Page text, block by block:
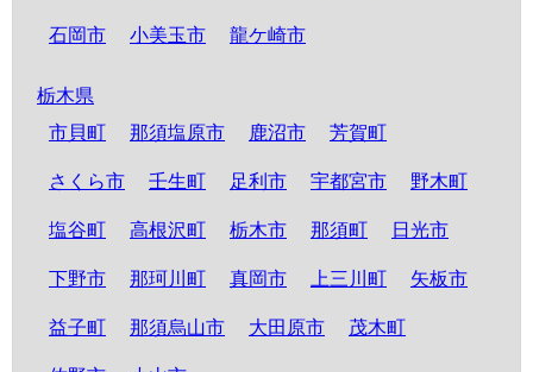
石岡市 小美玉市 龍ケ崎市
栃木県
市貝町
那須塩原市 鹿沼市 芳賀町
さくら市 壬生町 足利市 宇都宮市 野木町
塩谷町 高根沢町 栃木市 那須町 日光市
下野市 那珂川町 真岡市 上三川町 矢板市
益子町 那須烏山市 大田原市 茂木町